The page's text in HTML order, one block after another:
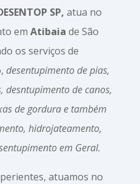
SP,atua no
em Atibaia de São
os serviços de
desentupimento de pias,
desntupimento de canos,
de gordura e também
hidrojateamento,
em Geral.
atuamos no